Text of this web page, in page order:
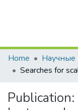
Home
Publication: